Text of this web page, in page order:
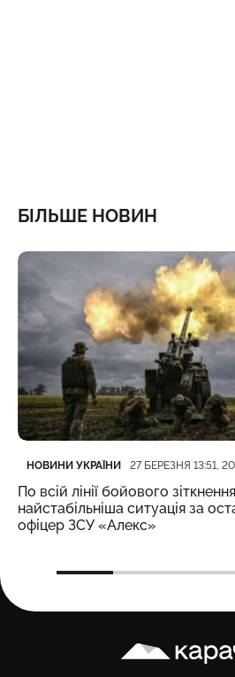
БІЛЬШЕ НОВИН
Категорія
НОВИНИ УКРАЇНИ
Дата публікації 27 БЕРЕЗНЯ 13:51,
По всій лінії бойового
найстабільніша ситуація за
офіцер ЗСУ «Алекс»
Карачун